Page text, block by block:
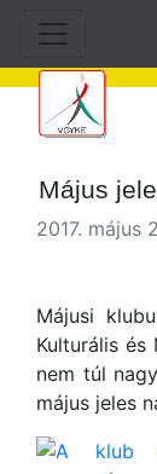
Május
2017. május
Májusi
Kulturális
nem túl
május jeles